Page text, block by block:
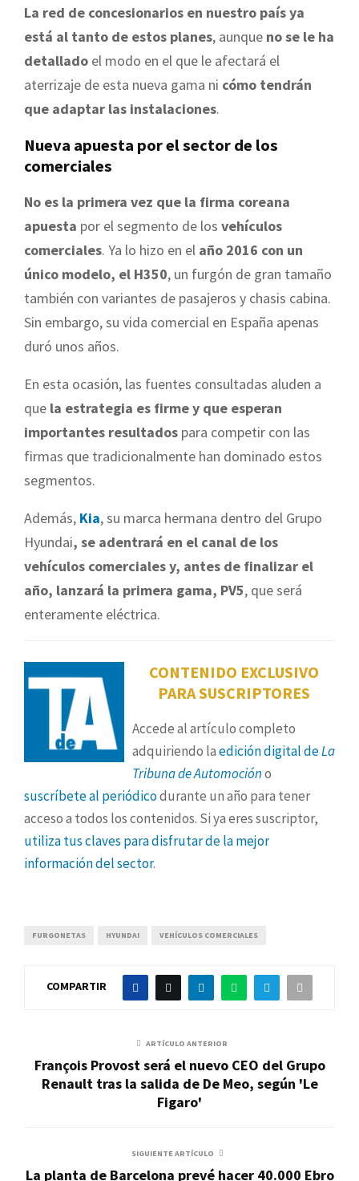
La red de concesionarios en nuestro país ya
está al tanto de estos planes, aunque no se le ha
detallado el modo en el que le afectará el
aterrizaje de esta nueva gama ni cómo tendrán
que adaptar las instalaciones.
Nueva apuesta por el sector de los
comerciales
No es la primera vez que la firma coreana
apuesta por el segmento de los vehículos
comerciales. Ya lo hizo en el año 2016 con un
único modelo, el H350, un furgón de gran tamaño
también con variantes de pasajeros y chasis cabina.
Sin embargo, su vida comercial en España apenas
duró unos años.
En esta ocasión, las fuentes consultadas aluden a
que la estrategia es firme y que esperan
importantes resultados para competir con las
firmas que tradicionalmente han dominado estos
segmentos.
Además, Kia, su marca hermana dentro del Grupo
Hyundai, se adentrará en el canal de los
vehículos comerciales y, antes de finalizar el
año, lanzará la primera gama, PV5, que será
enteramente eléctrica.
CONTENIDO EXCLUSIVO
PARA SUSCRIPTORES
Accede al artículo completo
adquiriendo laedición digital deLa
Tribuna de Automocióno
suscríbete al periódicodurante un año para tener
acceso a todos los contenidos. Si ya eres suscriptor,
utiliza tus claves para disfrutar de la mejor
información del sector.
FURGONETAS HYUNDAI VEHÍCULOS COMERCIALES
COMPARTIR
ARTÍCULO ANTERIOR
François Provost será el nuevo CEO del Grupo
Renault tras la salida de De Meo, según 'Le
Figaro'
SIGUIENTE ARTÍCULO
La planta de Barcelona prevé hacer 40.000 Ebro